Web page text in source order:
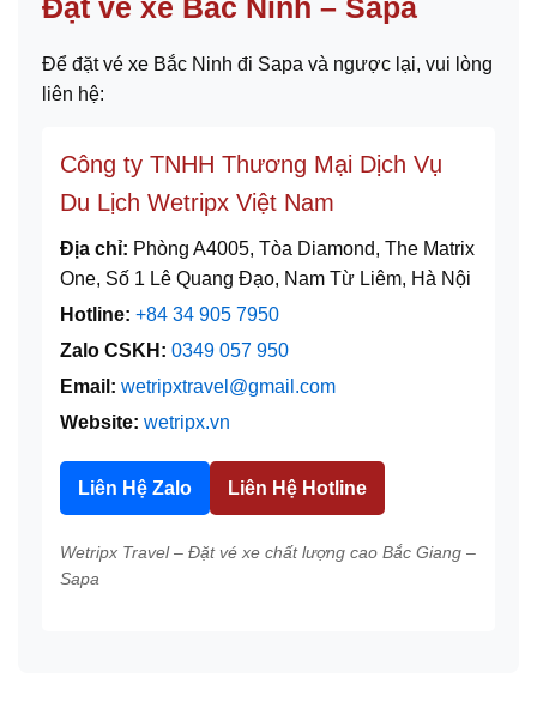
Đặt vé xe Bắc Ninh – Sapa
Để đặt vé xe Bắc Ninh đi Sapa và ngược lại, vui lòng
liên hệ:
Công ty TNHH Thương Mại Dịch Vụ
Du Lịch Wetripx Việt Nam
Địa chỉ: Phòng A4005, Tòa Diamond, The Matrix
One, Số 1 Lê Quang Đạo, Nam Từ Liêm, Hà Nội
Hotline: +84 34 905 7950
Zalo CSKH: 0349 057 950
Email: wetripxtravel@gmail.com
Website: wetripx.vn
Liên Hệ Zalo Liên Hệ Hotline
Wetripx Travel – Đặt vé xe chất lượng cao Bắc Giang –
Sapa